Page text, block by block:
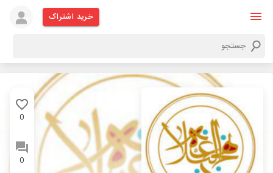
خرید اشتراک
0
0